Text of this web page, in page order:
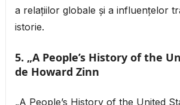
a relațiilor globale și a influențelor
istorie.
5. „A People’s History of the
de Howard Zinn
„A People’s History of the United